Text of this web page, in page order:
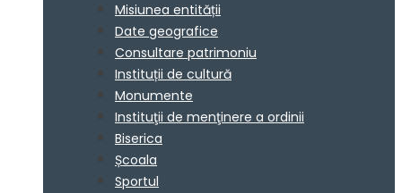
Misiunea entității
Date geografice
Consultare patrimoniu
Instituții de cultură
Monumente
Instituţii de menţinere a ordinii
Biserica
Școala
Sportul